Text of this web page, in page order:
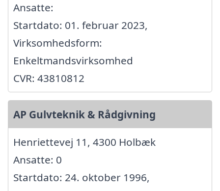
Ansatte:
Startdato: 01. februar 2023,
Virksomhedsform:
Enkeltmandsvirksomhed
CVR: 43810812
AP Gulvteknik & Rådgivning
Henriettevej 11, 4300 Holbæk
Ansatte: 0
Startdato: 24. oktober 1996,